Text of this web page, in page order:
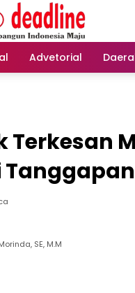
Advetorial
Terkesan
SE, M.M